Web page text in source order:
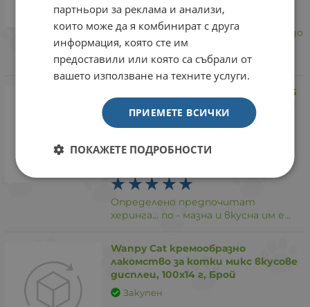
Това е ТОП тоалетна, направо -
корито... двама могат да влязат до
тоалетна едновременно... голяма
радост им беше.
N&D QUINOA SKIN & COAT HERRING
COCONUT - за котки над 1г. с
чувствителен стомах, здрава
кожа и козина ,с херинга, киноа,
кокос, куркума, 300 г, Брой
Определено предпочитат
херинга... по - мазна и вкусна им е...
Wanpy Cat кремообразно
лакомство за котки микс вкусове
дисплеи, 100х14 г, Брой
Закупен
партньори за реклама и анализи,
които може да я комбинират с друга
информация, която сте им
предоставили или която са събрали от
вашето използване на техните услуги.
ПРИЕМЕТЕ ВСИЧКИ
ПОКАЖЕТЕ ПОДРОБНОСТИ